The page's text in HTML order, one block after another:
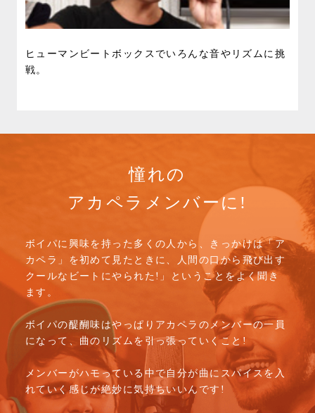
ヒューマンビートボックスでいろんな音やリズムに挑
戦。
憧れの
アカペラメンバーに!
ボイパに興味を持った多くの人から、きっかけは「ア
カペラ」を初めて見たときに、人間の口から飛び出す
クールなビートにやられた!」ということをよく聞き
ます。
ボイパの醍醐味はやっぱりアカペラのメンバーの一員
になって、曲のリズムを引っ張っていくこと!
メンバーがハモっている中で自分が曲にスパイスを入
れていく感じが絶妙に気持ちいいんです!